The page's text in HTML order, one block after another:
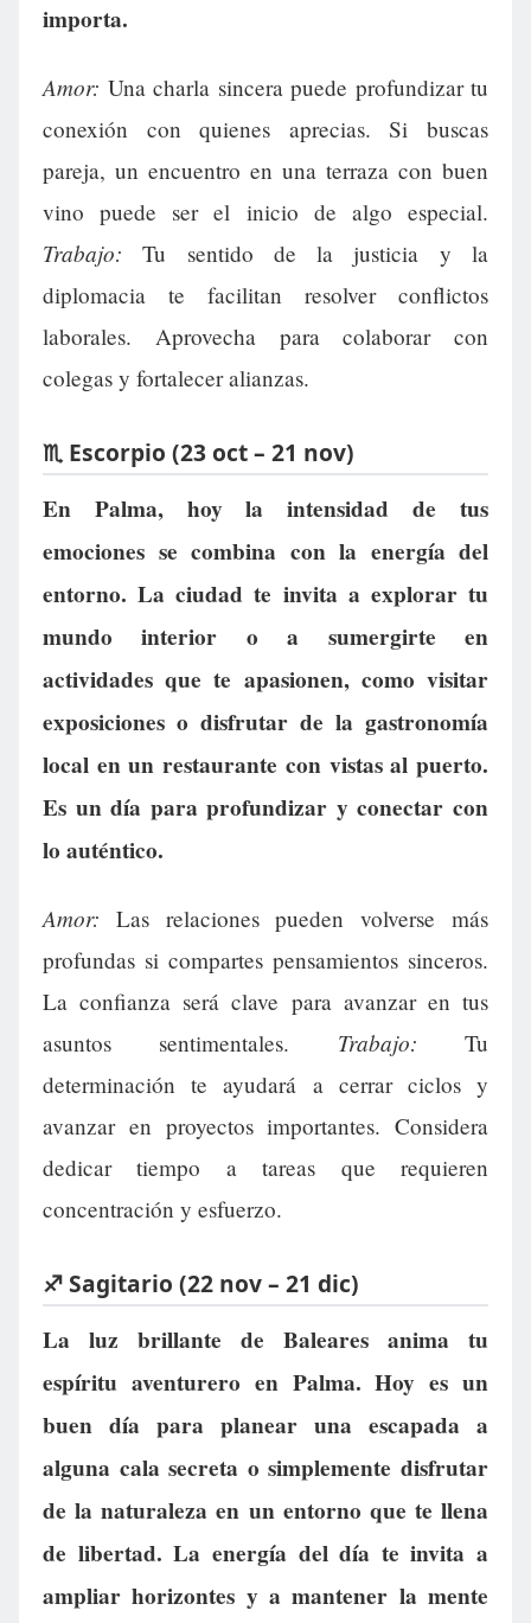
importa.
Amor: Una charla sincera puede profundizar tu
conexión con quienes aprecias. Si buscas
pareja, un encuentro en una terraza con buen
vino puede ser el inicio de algo especial.
Trabajo: Tu sentido de la justicia y la
diplomacia te facilitan resolver conflictos
laborales. Aprovecha para colaborar con
colegas y fortalecer alianzas.
♏ Escorpio (23 oct – 21 nov)
En Palma, hoy la intensidad de tus
emociones se combina con la energía del
entorno. La ciudad te invita a explorar tu
mundo interior o a sumergirte en
actividades que te apasionen, como visitar
exposiciones o disfrutar de la gastronomía
local en un restaurante con vistas al puerto.
Es un día para profundizar y conectar con
lo auténtico.
Amor: Las relaciones pueden volverse más
profundas si compartes pensamientos sinceros.
La confianza será clave para avanzar en tus
asuntos sentimentales. Trabajo: Tu
determinación te ayudará a cerrar ciclos y
avanzar en proyectos importantes. Considera
dedicar tiempo a tareas que requieren
concentración y esfuerzo.
♐ Sagitario (22 nov – 21 dic)
La luz brillante de Baleares anima tu
espíritu aventurero en Palma. Hoy es un
buen día para planear una escapada a
alguna cala secreta o simplemente disfrutar
de la naturaleza en un entorno que te llena
de libertad. La energía del día te invita a
ampliar horizontes y a mantener la mente